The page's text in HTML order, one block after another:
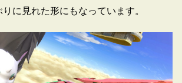
に見れた形にもなっています。